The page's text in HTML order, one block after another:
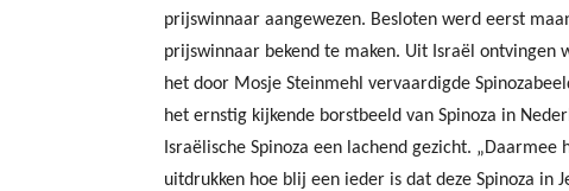
prijswinnaar aangewezen. Besloten werd eerst
prijswinnaar bekend te maken. Uit Israël ontvingen
het door Mosje Steinmehl vervaardigde
het ernstig kijkende borstbeeld van Spinoza in
Israëlische Spinoza een lachend gezicht. „Daarmee
uitdrukken hoe blij een ieder is dat deze Spinoza in